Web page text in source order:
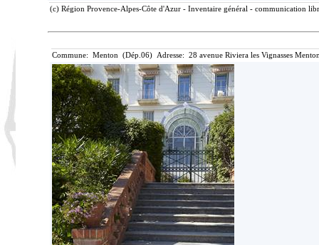
(c) Région Provence-Alpes-Côte d'Azur - Inventaire général - communication
Commune: Menton (Dép.06) Adresse: 28 avenue Riviera les Vignasses